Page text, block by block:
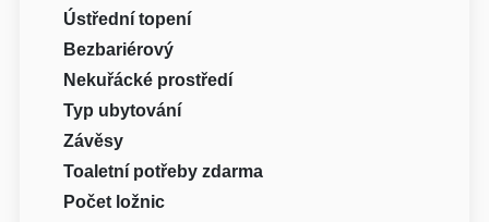
Ústřední topení
Bezbariérový
Nekuřácké prostředí
Typ ubytování
Závěsy
Toaletní potřeby zdarma
Počet ložnic